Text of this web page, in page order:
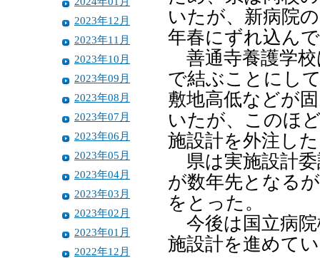
2023年12月
2023年11月
2023年10月
2023年09月
2023年08月
2023年07月
2023年06月
2023年05月
2023年04月
2023年03月
2023年02月
2023年01月
2022年12月
いたが、新病院
年春にずれ込ん
善通寺養護学校
で結ぶことにし
敷地高低などが
いたが、このほ
施設計を外注し
県は実施設計委
が数年先となる
をとった。
今後は国立病院
施設計を進めて